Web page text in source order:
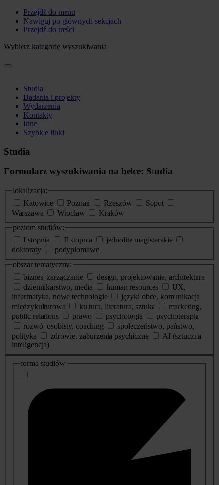
Przejdź do menu
Nawiguj po głównych sekcjach
Przejdź do treści
Wybierz kategorię wyszukiwania
Studia
Badania i projekty
Wydarzenia
Kontakty
Inne
Szybkie linki
Studia
Formularz wyszukiwania na belce: Studia
lokalizacja:
Katowice
Poznań Rzeszów
Sopot
Warszawa
Wrocław
Kraków
poziom studiów:
I stopnia
II stopnia
jednolite magisterskie
doktoraty
podyplomowe
obszar tematyczny:
biznes, zarządzanie
design, projektowanie, architektura
dziennikarstwo, media
human resources
UX,
informatyka, nowe technologie
języki obce, komunikacja
międzykulturowa
kultura, literatura, sztuka
marketing,
public relations
prawo psychologia
psychoterapia
rozwój osobisty, coaching
społeczeństwo, państwo,
polityka
zdrowie, zaburzenia psychiczne
AI (sztuczna
inteligencja)
dodatkowe
informacje
forma studiów: